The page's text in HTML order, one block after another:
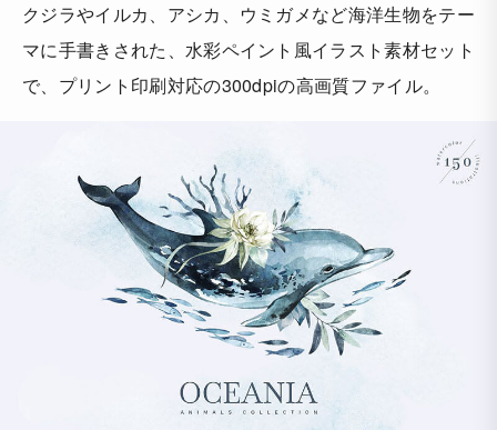
クジラやイルカ、アシカ、ウミガメなど海洋生物をテー
マに手書きされた、水彩ペイント風イラスト素材セット
で、プリント印刷対応の300dpiの高画質ファイル。